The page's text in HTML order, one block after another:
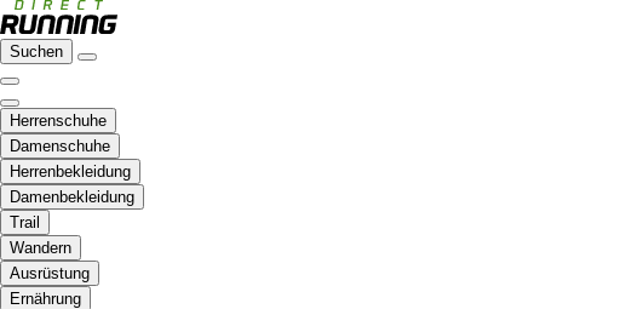
Suchen
Herrenschuhe
Damenschuhe
Herrenbekleidung
Damenbekleidung
Trail
Wandern
Ausrüstung
Ernährung